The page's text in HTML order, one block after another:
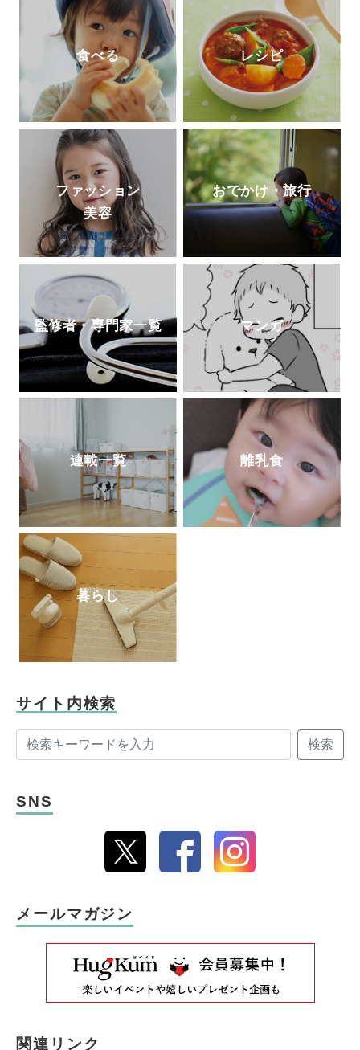
食べる レシピ
ファッション
美容
おでかけ・旅行
監修者・専門家一覧 マンガ
連載一覧 離乳食
暮らし
サイト内検索
検索
SNS
メールマガジン
関連リンク